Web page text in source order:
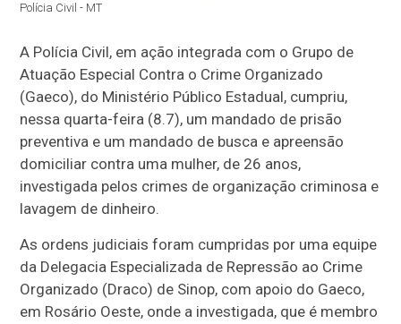
Polícia Civil - MT
A Polícia Civil, em ação integrada com o Grupo de
Atuação Especial Contra o Crime Organizado
(Gaeco), do Ministério Público Estadual, cumpriu,
nessa quarta-feira (8.7), um mandado de prisão
preventiva e um mandado de busca e apreensão
domiciliar contra uma mulher, de 26 anos,
investigada pelos crimes de organização criminosa e
lavagem de dinheiro.
As ordens judiciais foram cumpridas por uma equipe
da Delegacia Especializada de Repressão ao Crime
Organizado (Draco) de Sinop, com apoio do Gaeco,
em Rosário Oeste, onde a investigada, que é membro